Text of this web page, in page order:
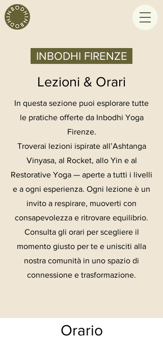
INBODHI FIRENZE
Lezioni & Orari
In questa sezione puoi esplorare tutte
le pratiche offerte da Inbodhi Yoga
Firenze.
Troverai lezioni ispirate all’Ashtanga
Vinyasa, al Rocket, allo Yin e al
Restorative Yoga — aperte a tutti i livelli
e a ogni esperienza. Ogni lezione è un
invito a respirare, muoverti con
consapevolezza e ritrovare equilibrio.
Consulta gli orari per scegliere il
momento giusto per te e unisciti alla
nostra comunità in uno spazio di
connessione e trasformazione.
Orario